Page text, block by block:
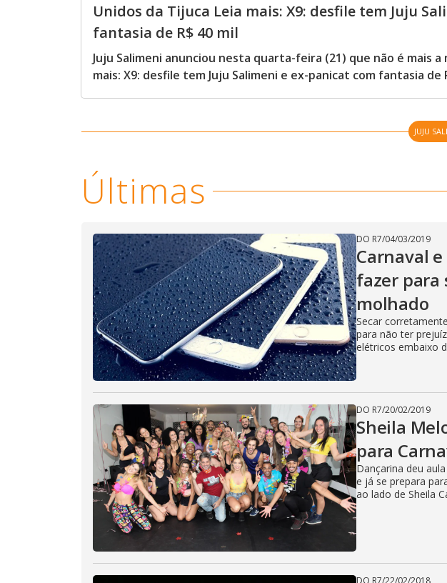
Unidos da Tijuca Leia mais: X9: desfile tem Juju
fantasia de R$ 40 mil
Juju Salimeni anunciou nesta quarta-feira (21) que não é mais a
mais: X9: desfile tem Juju Salimeni e ex-panicat com fantasia de
JUJU
Últimas
DO R7/04/03/2019
Carnaval
fazer para
molhado
Secar
para não ter
elétricos embaixo
DO R7/20/02/2019
Sheila
para
Dançarina deu
e já se prepara
ao lado de Sheila
DO R7/22/02/2018